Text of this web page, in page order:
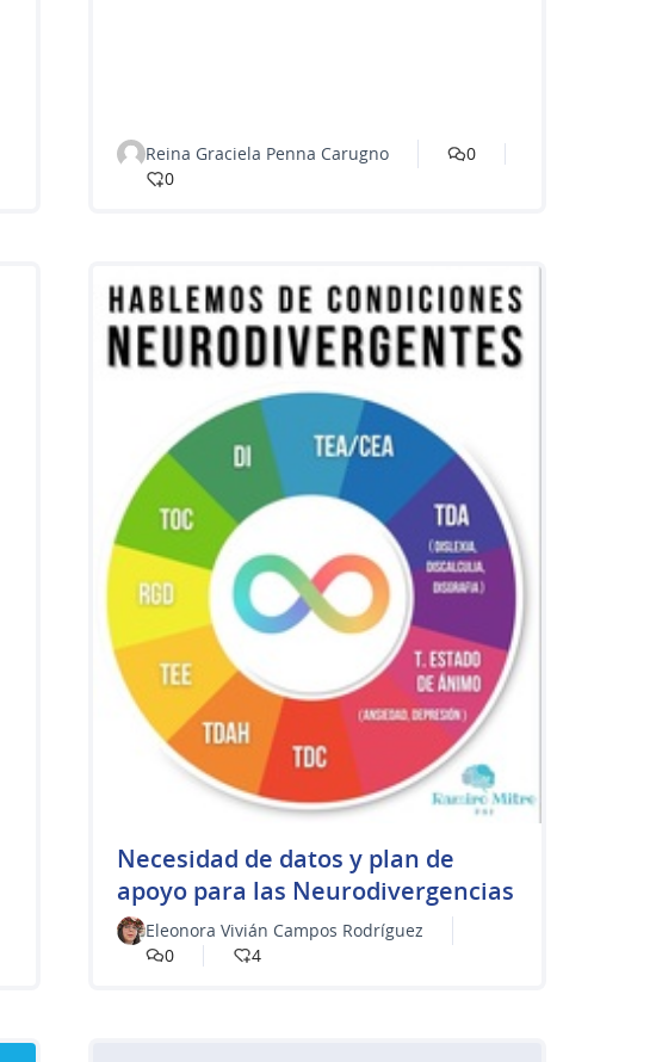
Reina Graciela Penna Carugno
0
0
​Necesidad de datos y plan de
apoyo para las Neurodivergencias
Eleonora Vivián Campos Rodríguez
0
4